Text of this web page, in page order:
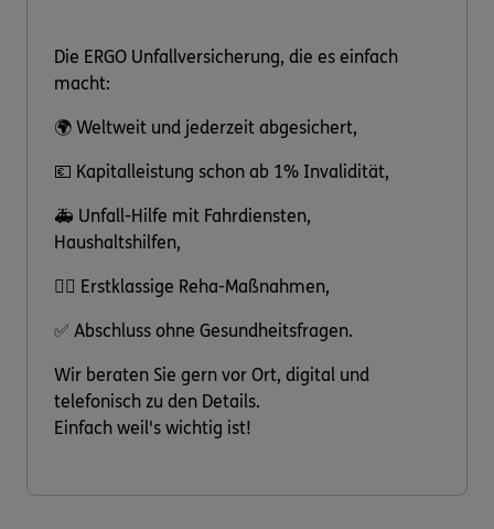
Die ERGO Unfallversicherung, die es einfach
macht:
🌍 Weltweit und jederzeit abgesichert,
💶 Kapitalleistung schon ab 1% Invalidität,
🚑 Unfall-Hilfe mit Fahrdiensten,
Haushaltshilfen,
👩‍⚕️ Erstklassige Reha-Maßnahmen,
✅ Abschluss ohne Gesundheitsfragen.
Wir beraten Sie gern vor Ort, digital und
telefonisch zu den Details.
Einfach weil's wichtig ist!